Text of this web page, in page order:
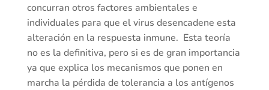
concurran otros factores ambientales e
individuales para que el virus desencadene esta
alteración en la respuesta inmune. Esta teoría
no es la definitiva, pero si es de gran importancia
ya que explica los mecanismos que ponen en
marcha la pérdida de tolerancia a los antígenos